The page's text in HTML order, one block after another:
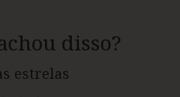
disso?
estrelas